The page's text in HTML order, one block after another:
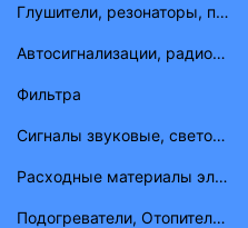
Глушители, резонаторы, приемные трубы ВАЗ, ГАЗ, УАЗ
Автосигнализации, радиостанции
Фильтра
Сигналы звуковые, световые
Расходные материалы электрика
Подогреватели, Отопители, шланги, штуцера, тройники